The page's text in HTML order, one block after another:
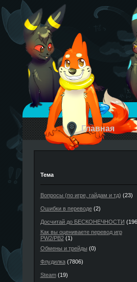
Главная
Тема
Вопросы (по игре, гайдам и тд) (23)
Ошибки в переводе(2)
Досчитай до БЕСКОНЕЧНОСТИ
Как вы оцениваете перевод игр
PW2/PB2(1)
Обмены и трейды (0)
Флудилка(7806)
Steam(19)